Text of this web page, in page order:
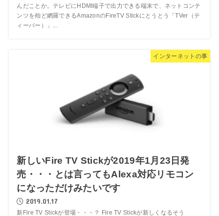
んだことか。テレビにHDMI端子で出力できる端末で、ネットコンテ
ンツを殆ど網羅できるAmazonのFireTV Stickにとうとう「TVer（テ
ィーバー）」...
インターネットの事
新しいFire TV Stickが2019年1月23日発
売・・・とは言ってもAlexa対応リモコン
になっただけみたいです
2019.01.17
新Fire TV Stickが登場・・・？ Fire TV Stickが新しくなるそう